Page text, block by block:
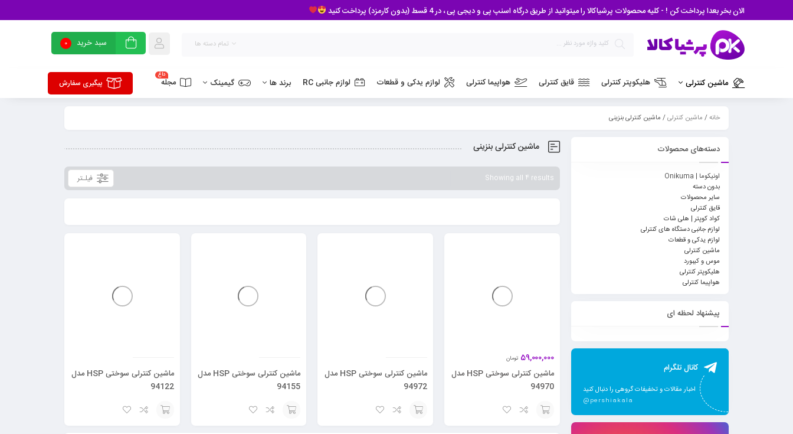
الان بخر بعدا پرداخت کن ! - کلیه محصولات پرشیاکالا را میتوانید از طریق درگاه اسنپ پی و دیجی پی ، در 4 قسط (بدون کارمزد) پرداخت کنید
تمام دسته ها سبد خرید 0
ماشین کنترلی هلیکوپتر کنترلی قایق کنترلی هواپیما کنترلی لوازم یدکی و قطعات لوازم جانبی RC برند ها گیمینک مجله
داغ
پیگیری سفارش
خانه/ ماشین کنترلی/ ماشین کنترلی بنزینی
ماشین کنترلی بنزینی
فیلـتر Showing all 4 results
59,000,000 تومان
ماشین کنترلی سوختی HSP مدل
94970
ماشین کنترلی سوختی HSP مدل
94972
ماشین کنترلی سوختی HSP مدل
94155
ماشین کنترلی سوختی HSP مدل
94122
دسته‌های محصولات
اونیکوما | Onikuma
بدون دسته
سایر محصولات
قایق کنترلی
کواد کوپتر | هلی شات
لوازم جانبی دستگاه های کنترلی
لوازم یدکی و قطعات
ماشین کنترلی
موس و کیبورد
هلیکوپتر کنترلی
هواپیما کنترلی
پیشنهاد لحظه ای
کانال تلگرام
اخبار مقالات و تخفیفات گروهی را دنبال کنید
@pershiakala